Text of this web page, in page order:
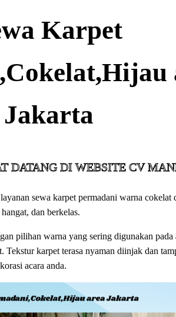
Karpet
Jakarta
WEBSITE CV MANDIRI JAYA
sewa karpet permadani warna cokelat
dan berkelas.
pilihan warna yang sering digunakan pada
Tekstur karpet terasa nyaman diinjak dan
acara anda.